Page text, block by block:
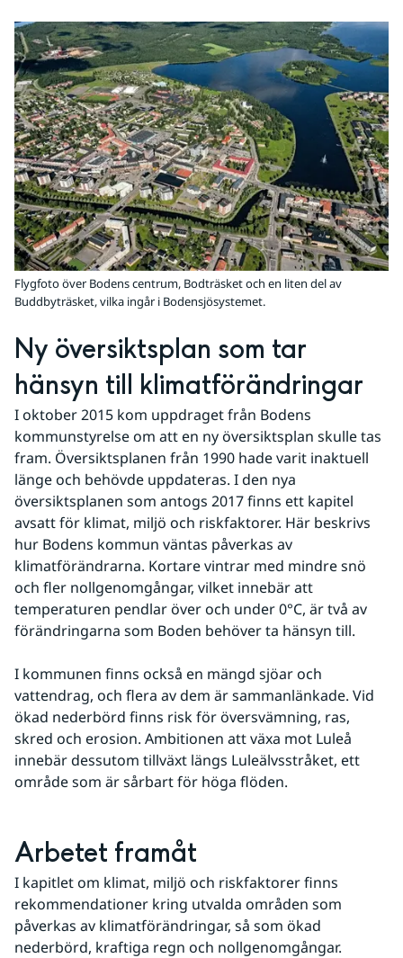
Flygfoto över Bodens centrum, Bodträsket och en liten del av
Buddbyträsket, vilka ingår i Bodensjösystemet.
Ny översiktsplan som tar
hänsyn till klimatförändringar
I oktober 2015 kom uppdraget från Bodens
kommunstyrelse om att en ny översiktsplan skulle tas
fram. Översiktsplanen från 1990 hade varit inaktuell
länge och behövde uppdateras. I den nya
översiktsplanen som antogs 2017 finns ett kapitel
avsatt för klimat, miljö och riskfaktorer. Här beskrivs
hur Bodens kommun väntas påverkas av
klimatförändrarna. Kortare vintrar med mindre snö
och fler nollgenomgångar, vilket innebär att
temperaturen pendlar över och under 0°C, är två av
förändringarna som Boden behöver ta hänsyn till.
I kommunen finns också en mängd sjöar och
vattendrag, och flera av dem är sammanlänkade. Vid
ökad nederbörd finns risk för översvämning, ras,
skred och erosion. Ambitionen att växa mot Luleå
innebär dessutom tillväxt längs Luleälvsstråket, ett
område som är sårbart för höga flöden.
Arbetet framåt
I kapitlet om klimat, miljö och riskfaktorer finns
rekommendationer kring utvalda områden som
påverkas av klimatförändringar, så som ökad
nederbörd, kraftiga regn och nollgenomgångar.